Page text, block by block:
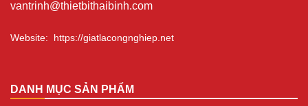
vantrinh@thietbithaibinh.com
Website: https://giatlacongnghiep.net
DANH MỤC SẢN PHẨM